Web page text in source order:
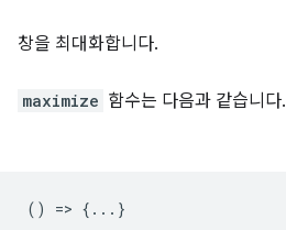
창을 최대화합니다.
maximize 함수는 다음과 같습니다.
() => {...}